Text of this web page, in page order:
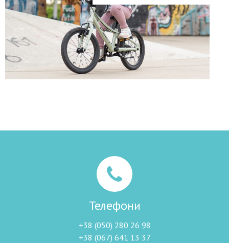
Телефони
+38 (050) 280 26 98
+38 (067) 641 13 37